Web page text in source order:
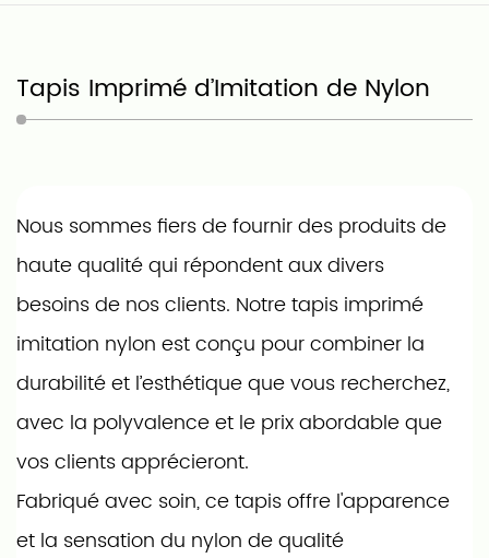
Tapis Imprimé d’Imitation de Nylon
Nous sommes fiers de fournir des produits de
haute qualité qui répondent aux divers
besoins de nos clients. Notre tapis imprimé
imitation nylon est conçu pour combiner la
durabilité et l’esthétique que vous recherchez,
avec la polyvalence et le prix abordable que
vos clients apprécieront.
Fabriqué avec soin, ce tapis offre l'apparence
et la sensation du nylon de qualité